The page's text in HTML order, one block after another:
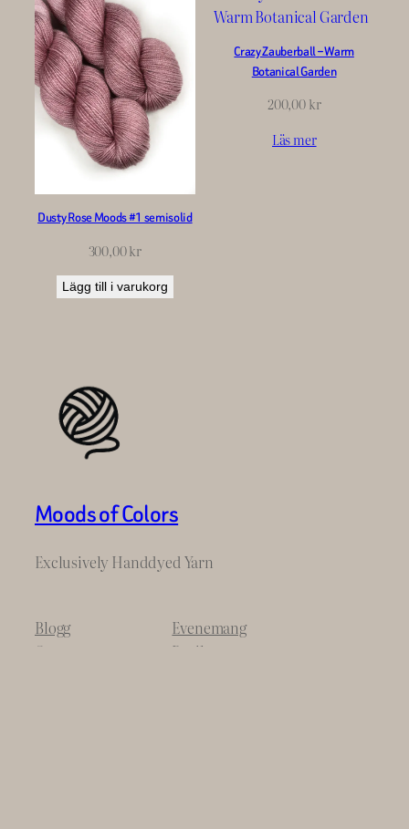
Dusty Rose Moods #1 semisolid
300,00kr
Lägg till i varukorg
Crazy Zauberball – Warm
Botanical Garden
200,00kr
Läs mer
Moods of Colors
Exclusively Handdyed Yarn
Blogg
Om
Evenemang
Butik